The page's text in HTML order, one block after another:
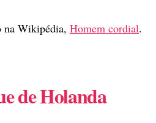
na Wikipédia, Homem cordial.
de Holanda